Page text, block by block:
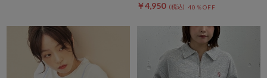
￥4,950 40％OFF